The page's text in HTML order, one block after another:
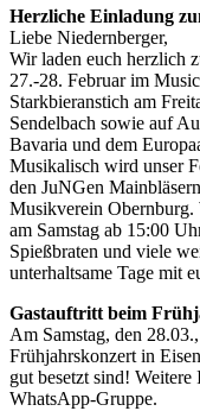
Herzliche Einladung
Liebe Niedernberger,
Wir laden euch herzlich
27.-28. Februar im
Starkbieranstich am
Sendelbach sowie auf
Bavaria und dem
Musikalisch wird unser
den JuNGen
Musikverein Obernburg.
am Samstag ab 15:00
Spießbraten und viele
unterhaltsame Tage mit
Gastauftritt beim
Am Samstag, den
Frühjahrskonzert in
gut besetzt sind!
WhatsApp-Gruppe.